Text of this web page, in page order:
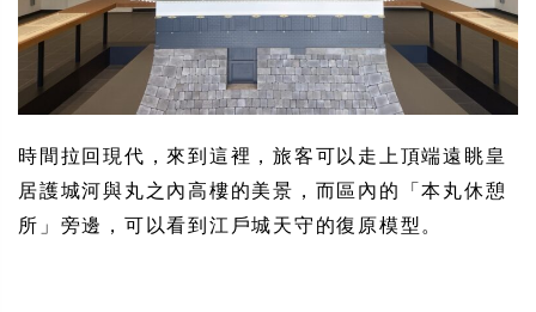
時間拉回現代，來到這裡，旅客可以走上頂端遠眺皇
居護城河與丸之內高樓的美景，而區內的「本丸休憩
所」旁邊，可以看到江戶城天守的復原模型。